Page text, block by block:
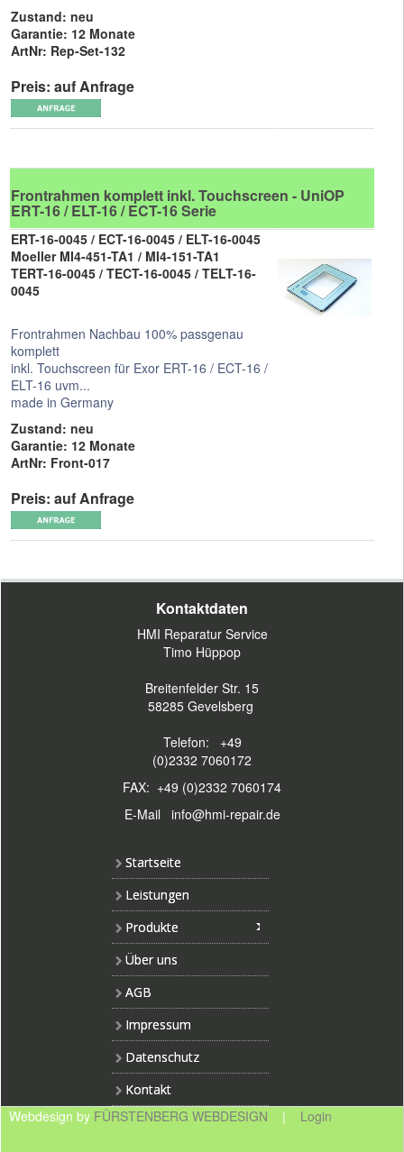
Zustand: neu
Garantie: 12 Monate
ArtNr: Rep-Set-132
Preis: auf Anfrage
Frontrahmen komplett inkl. Touchscreen - UniOP
ERT-16 / ELT-16 / ECT-16 Serie
ERT-16-0045 / ECT-16-0045 / ELT-16-0045
Moeller MI4-451-TA1 / MI4-151-TA1
TERT-16-0045 / TECT-16-0045 / TELT-16-
0045
Frontrahmen Nachbau 100% passgenau
komplett
inkl. Touchscreen für Exor ERT-16 / ECT-16 /
ELT-16 uvm...
made in Germany
Zustand: neu
Garantie: 12 Monate
ArtNr: Front-017
Preis: auf Anfrage
Kontaktdaten
HMI Reparatur Service
Timo Hüppop
Breitenfelder Str. 15
58285 Gevelsberg
Telefon: +49
(0)2332 7060172
FAX: +49 (0)2332 7060174
E-Mail
info@hmi-repair.de
Startseite
Leistungen
Produkte
Über uns
AGB
Impressum
Datenschutz
Kontakt
Webdesign by FÜRSTENBERG WEBDESIGN | Login